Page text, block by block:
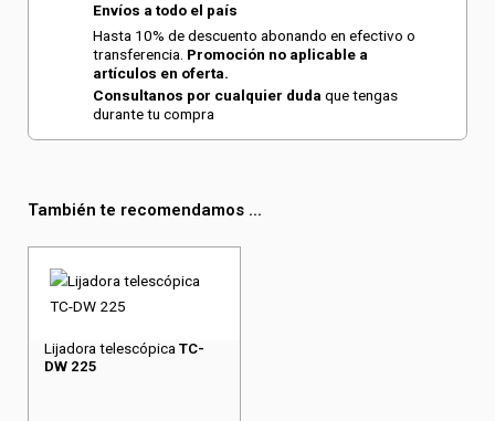
Envíos a todo el país
Hasta 10% de descuento abonando en efectivo o
transferencia. Promoción no aplicable a
artículos en oferta.
Consultanos por cualquier duda que tengas
durante tu compra
También te recomendamos ...
Lijadora telescópica TC-
DW 225